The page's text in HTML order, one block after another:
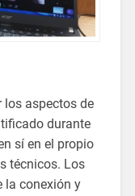
los aspectos de
durante
sí en el propio
técnicos. Los
la conexión y